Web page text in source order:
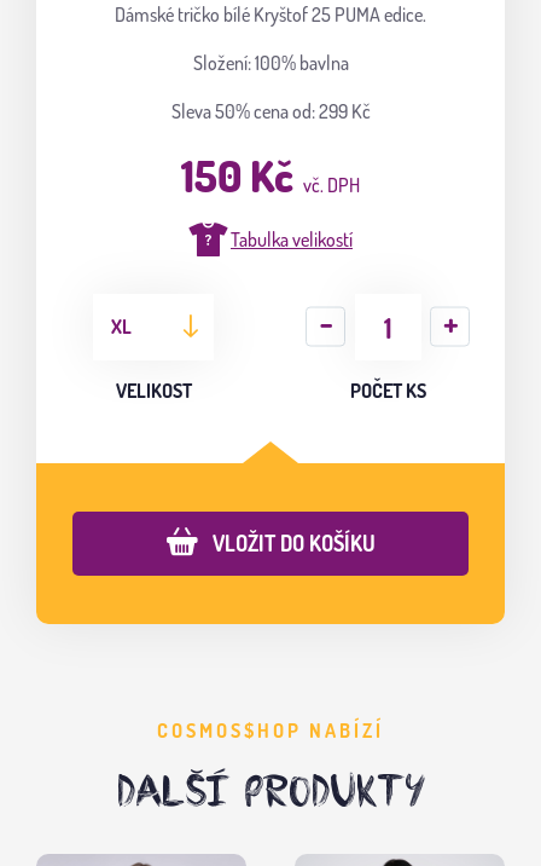
Dámské tričko bílé Kryštof 25 PUMA edice.
Složení: 100% bavlna
Sleva 50%cena od: 299 Kč
150 Kč vč. DPH
Tabulka velikostí
XL
VELIKOST POČET KS
VLOŽIT DO KOŠÍKU
COSMOS$HOP NABÍZÍ
DALŠÍ PRODUKTY